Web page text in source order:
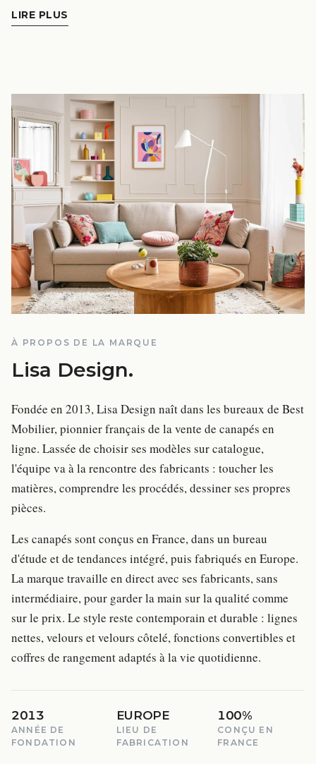
LIRE PLUS
À PROPOS DE LA MARQUE
Lisa Design.
Fondée en 2013, Lisa Design naît dans les bureaux de Best
Mobilier, pionnier français de la vente de canapés en
ligne. Lassée de choisir ses modèles sur catalogue,
l'équipe va à la rencontre des fabricants : toucher les
matières, comprendre les procédés, dessiner ses propres
pièces.
Les canapés sont conçus en France, dans un bureau
d'étude et de tendances intégré, puis fabriqués en Europe.
La marque travaille en direct avec ses fabricants, sans
intermédiaire, pour garder la main sur la qualité comme
sur le prix. Le style reste contemporain et durable : lignes
nettes, velours et velours côtelé, fonctions convertibles et
coffres de rangement adaptés à la vie quotidienne.
2013
ANNÉE DE
FONDATION
EUROPE
LIEU DE
FABRICATION
100%
CONÇU EN
FRANCE